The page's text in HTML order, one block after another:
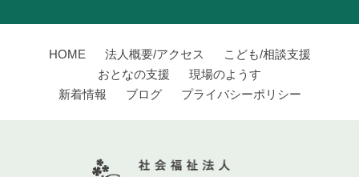
HOME 法人概要/アクセス
こども/相談支援
おとなの支援
現場のようす
新着情報
ブログ プライバシーポリシー